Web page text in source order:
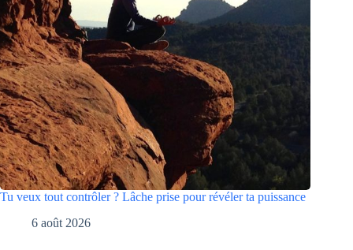
Tu veux tout contrôler ? Lâche prise pour révéler ta puissance
6 août 2026